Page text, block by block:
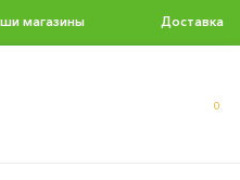
магазины Доставка
0